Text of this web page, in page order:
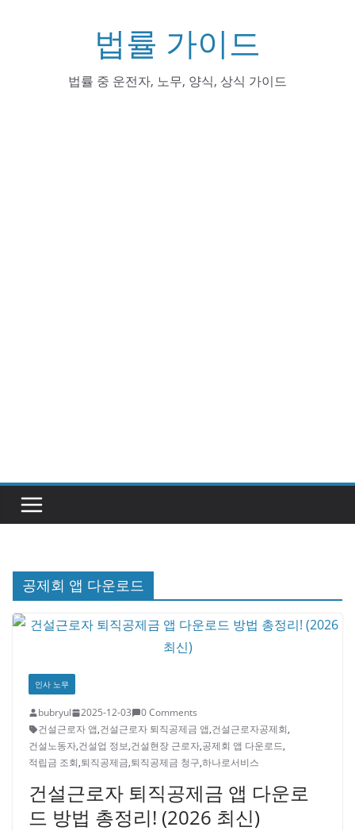
법률 가이드
법률 중 운전자, 노무, 양식, 상식 가이드
공제회 앱 다운로드
인사 노무
bubryul 2025-12-03
0 Comments
건설근로자 앱,건설근로자 퇴직공제금 앱,건설근로자공제회,
건설노동자,건설업 정보,건설현장 근로자,공제회 앱 다운로드,
적립금 조회,퇴직공제금,퇴직공제금 청구,하나로서비스
건설근로자 퇴직공제금 앱 다운로
드 방법 총정리! (2026 최신)